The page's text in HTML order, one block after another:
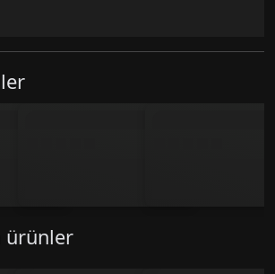
ürünler